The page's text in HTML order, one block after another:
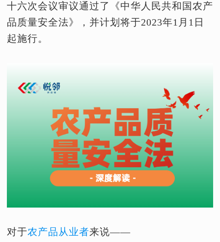
十六次会议审议通过了《中华人民共和国农产
品质量安全法》，并计划将于2023年1月1日
起施行。
对于农产品从业者来说——